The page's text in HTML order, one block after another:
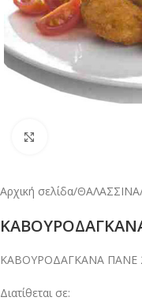
Αρχική σελίδα/ΘΑΛΑΣΣΙΝΑ
ΚΑΒΟΥΡΟΔΑΓΚΑΝΑ ΠΑΝΕ
Διατίθεται σε: